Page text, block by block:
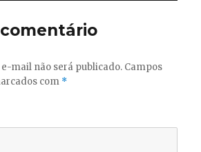
e-mail não será publicado. Campos
com *